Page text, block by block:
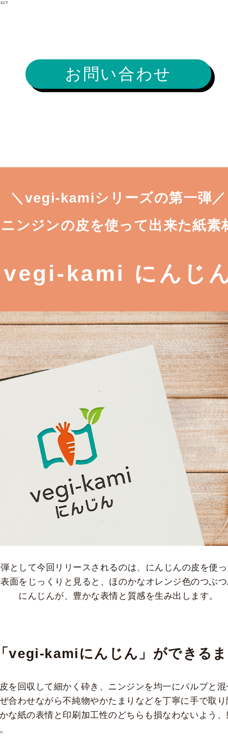
お問い合わせ
＼vegi-kamiシリーズの第一弾／
ニンジンの皮を使って出来た紙素
vegi-kami にんじ
として今回リリースされるのは、にんじんの皮を使
面をじっくりと見ると、ほのかなオレンジ色のつぶ
にんじんが、豊かな表情と質感を生み出します。
「vegi-kamiにんじん」ができる
を回収して細かく砕き、ニンジンを均一にパルプと
合わせながら不純物やかたまりなどを丁寧に手で取
な紙の表情と印刷加工性のどちらも損なわないよう